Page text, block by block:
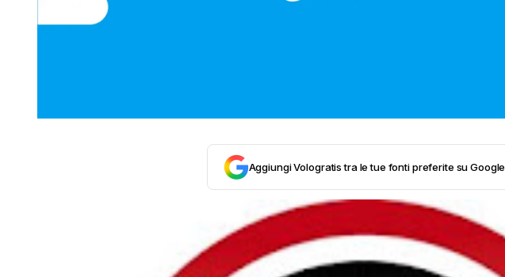
Aggiungi Vologratis tra le tue fonti preferite su Google